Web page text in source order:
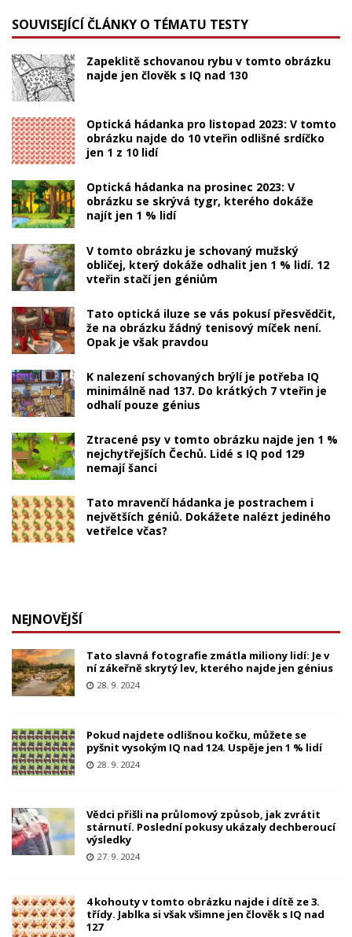
SOUVISEJÍCÍ ČLÁNKY O TÉMATU TESTY
Zapeklitě schovanou rybu v tomto obrázku
najde jen člověk s IQ nad 130
Optická hádanka pro listopad 2023: V tomto
obrázku najde do 10 vteřin odlišné srdíčko
jen 1 z 10 lidí
Optická hádanka na prosinec 2023: V
obrázku se skrývá tygr, kterého dokáže
najít jen 1 % lidí
V tomto obrázku je schovaný mužský
obličej, který dokáže odhalit jen 1 % lidí. 12
vteřin stačí jen géniům
Tato optická iluze se vás pokusí přesvědčit,
že na obrázku žádný tenisový míček není.
Opak je však pravdou
K nalezení schovaných brýlí je potřeba IQ
minimálně nad 137. Do krátkých 7 vteřin je
odhalí pouze génius
Ztracené psy v tomto obrázku najde jen 1 %
nejchytřejších Čechů. Lidé s IQ pod 129
nemají šanci
Tato mravenčí hádanka je postrachem i
největších géniů. Dokážete nalézt jediného
vetřelce včas?
NEJNOVĚJŠÍ
Tato slavná fotografie zmátla miliony lidí: Je v
ní zákeřně skrytý lev, kterého najde jen génius
28. 9. 2024
Pokud najdete odlišnou kočku, můžete se
pyšnit vysokým IQ nad 124. Uspěje jen 1 % lidí
28. 9. 2024
Vědci přišli na průlomový způsob, jak zvrátit
stárnutí. Poslední pokusy ukázaly dechberoucí
výsledky
27. 9. 2024
4 kohouty v tomto obrázku najde i dítě ze 3.
třídy. Jablka si však všimne jen člověk s IQ nad
127